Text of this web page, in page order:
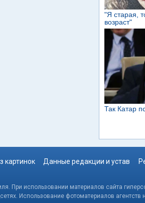
картинок Данные редакции и устав
При использовании материалов сайта
Использование фотоматериалов агентств